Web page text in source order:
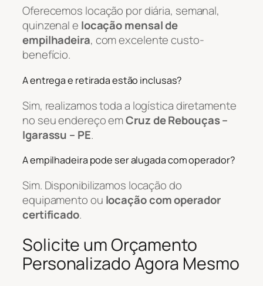
Oferecemos locação por diária, semanal,
quinzenal e locação mensal de
empilhadeira, com excelente custo-
benefício.
A entrega e retirada estão inclusas?
Sim, realizamos toda a logística diretamente
no seu endereço emCruz de Rebouças –
Igarassu – PE.
A empilhadeira pode ser alugada com operador?
Sim. Disponibilizamos locação do
equipamento ou locação com operador
certificado.
Solicite um Orçamento
Personalizado Agora Mesmo